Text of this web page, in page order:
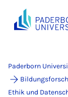
Paderborn
Ethik und